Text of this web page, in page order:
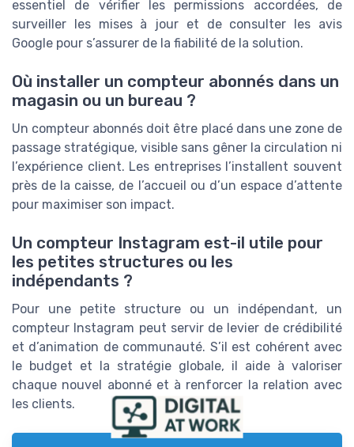
essentiel de vérifier les permissions accordées, de
surveiller les mises à jour et de consulter les avis
Google pour s’assurer de la fiabilité de la solution.
Où installer un compteur abonnés dans un
magasin ou un bureau ?
Un compteur abonnés doit être placé dans une zone de
passage stratégique, visible sans gêner la circulation ni
l’expérience client. Les entreprises l’installent souvent
près de la caisse, de l’accueil ou d’un espace d’attente
pour maximiser son impact.
Un compteur Instagram est-il utile pour
les petites structures ou les
indépendants ?
Pour une petite structure ou un indépendant, un
compteur Instagram peut servir de levier de crédibilité
et d’animation de communauté. S’il est cohérent avec
le budget et la stratégie globale, il aide à valoriser
chaque nouvel abonné et à renforcer la relation avec
les clients.